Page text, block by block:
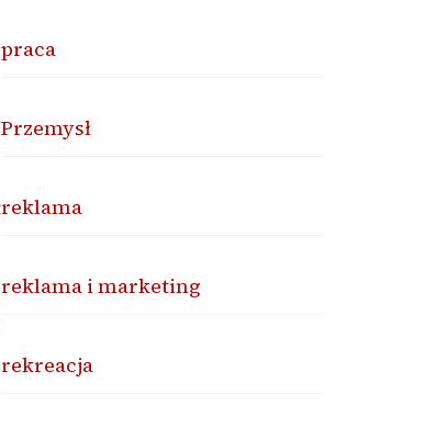
praca
Przemysł
reklama
reklama i marketing
rekreacja